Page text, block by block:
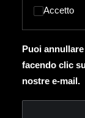
Accetto
Puoi
facendo clic
nostre e-mail.